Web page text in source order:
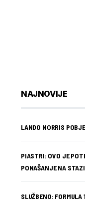
NAJNOVIJE
LANDO NORRIS
PIASTRI: OVO JE
PONAŠANJE NA STAZI
SLUŽBENO: FORMULA